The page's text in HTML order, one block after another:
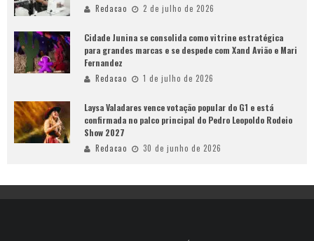
Redacao 2 de julho de 2026
Cidade Junina se consolida como vitrine estratégica
para grandes marcas e se despede com Xand Avião e Mari
Fernandez
Redacao 1 de julho de 2026
Laysa Valadares vence votação popular do G1 e está
confirmada no palco principal do Pedro Leopoldo Rodeio
Show 2027
Redacao 30 de junho de 2026